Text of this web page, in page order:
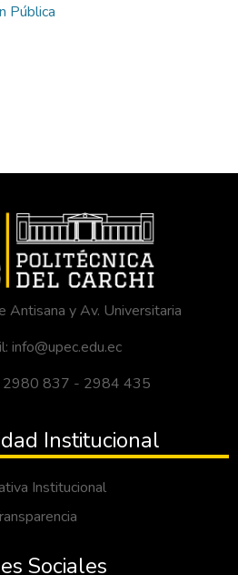
Pública
Antisana y Av. Universitaria
info@upec.edu.ec
2980 837 - 2984 435
Institucional
Institucional
Sociales